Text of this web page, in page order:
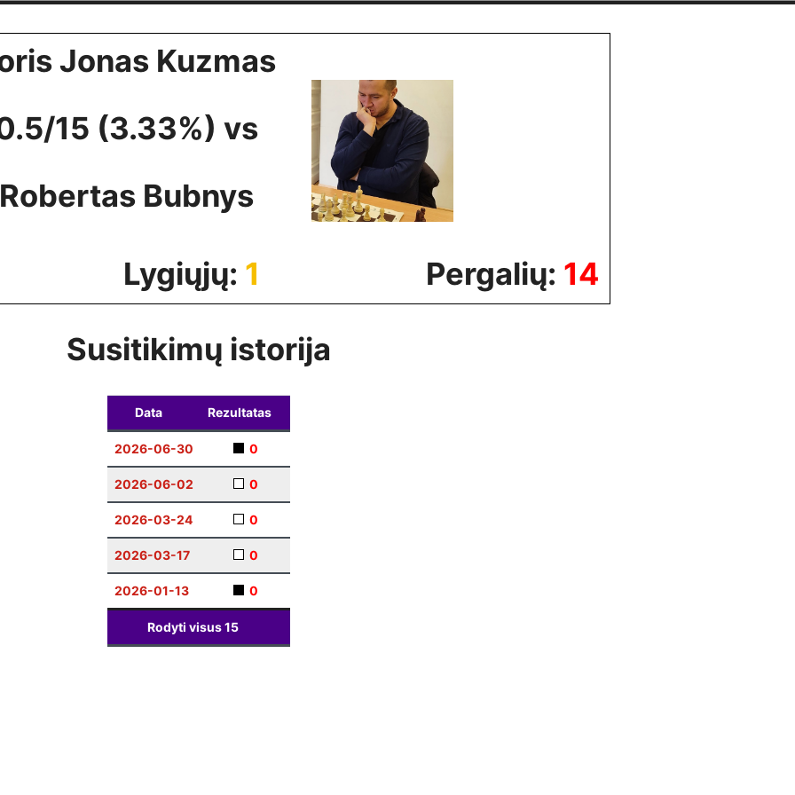
Jonas Kuzmas
15 (3.33%) vs
Robertas Bubnys
Lygiųjų: 1 Pergalių: 14
Susitikimų istorija
Data Rezultatas
2026-06-30 0
2026-06-02 0
2026-03-24 0
2026-03-17 0
2026-01-13 0
Rodyti visus15